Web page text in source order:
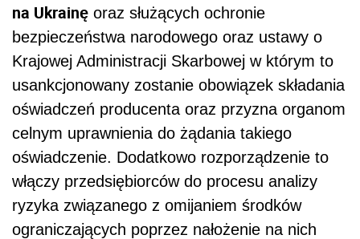
na Ukrainę oraz służących ochronie
bezpieczeństwa narodowego oraz ustawy o
Krajowej Administracji Skarbowej w którym to
usankcjonowany zostanie obowiązek składania
oświadczeń producenta oraz przyzna organom
celnym uprawnienia do żądania takiego
oświadczenie. Dodatkowo rozporządzenie to
włączy przedsiębiorców do procesu analizy
ryzyka związanego z omijaniem środków
ograniczających poprzez nałożenie na nich